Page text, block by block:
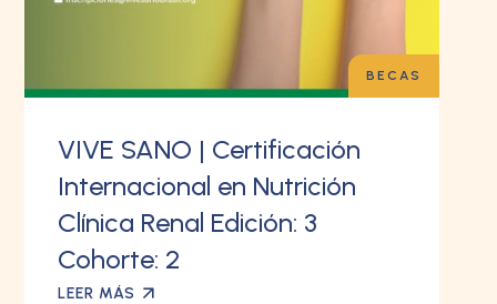
BECAS
VIVE SANO | Certificación
Internacional en Nutrición
Clínica Renal Edición: 3
Cohorte: 2
LEER MÁS